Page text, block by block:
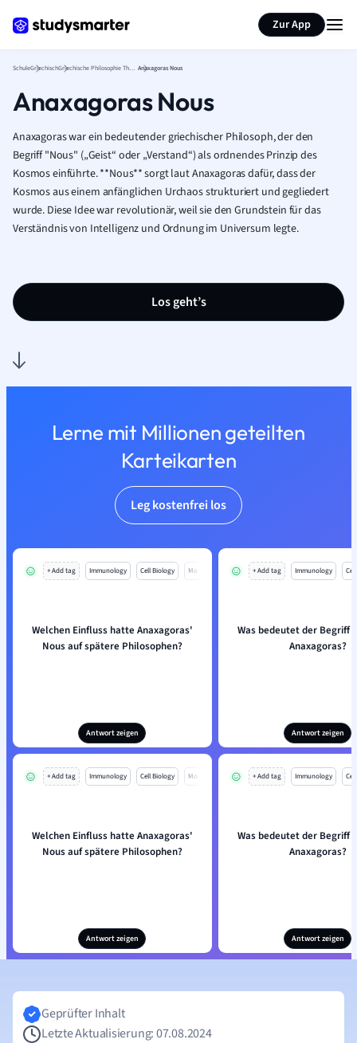
Zur App
SchuleGriechisch Griechische Philosophie Theorie Anaxagoras Nous
Anaxagoras Nous
Anaxagoras war ein bedeutender griechischer Philosoph, der den
Begriff "Nous" („Geist“ oder „Verstand“) als ordnendes Prinzip des
Kosmos einführte. **Nous** sorgt laut Anaxagoras dafür, dass der
Kosmos aus einem anfänglichen Urchaos strukturiert und gegliedert
wurde. Diese Idee war revolutionär, weil sie den Grundstein für das
Verständnis von Intelligenz und Ordnung im Universum legte.
Los geht’s
Lerne mit Millionen geteilten
Karteikarten
Leg kostenfrei los
+ Add tag Immunology Cell Biology Mo
Welchen Einfluss hatte Anaxagoras'
Nous auf spätere Philosophen?
Antwort zeigen
+ Add tag Immunology
Was bedeutet der Begriff
Anaxagoras?
Antwort zeigen
+ Add tag Immunology Cell Biology Mo
Welchen Einfluss hatte Anaxagoras'
Nous auf spätere Philosophen?
Antwort zeigen
+ Add tag Immunology
Was bedeutet der Begriff
Anaxagoras?
Antwort zeigen
Seite zusammenfassen
Geprüfter Inhalt
Letzte Aktualisierung: 07.08.2024